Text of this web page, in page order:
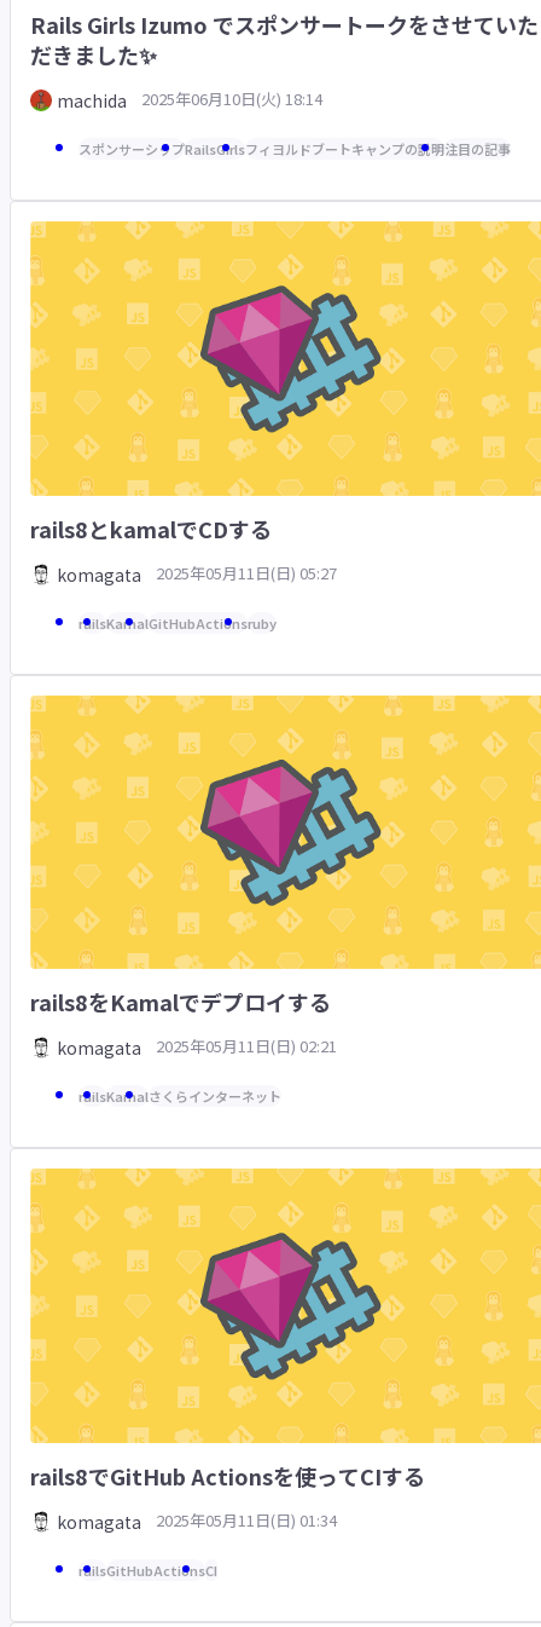
Rails Girls Izumo でスポンサートークをさせていた
だきました✨
machida 2025年06月10日(火) 18:14
スポンサーシップRailsGirlsフィヨルドブートキャンプの説明注目の記事
rails8とkamalでCDする
komagata 2025年05月11日(日) 05:27
railsKamalGitHubActionsruby
rails8をKamalでデプロイする
komagata 2025年05月11日(日) 02:21
railsKamalさくらインターネット
rails8でGitHub Actionsを使ってCIする
komagata 2025年05月11日(日) 01:34
railsGitHubActionsCI